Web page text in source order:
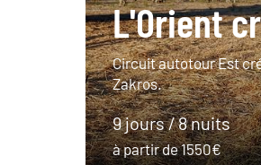
L'Orient
Circuit autotour Est
Zakros.
9 jours / 8 nuits
à partir de 1550€